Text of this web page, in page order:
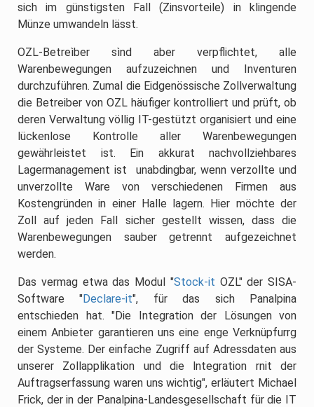
sich im günstigsten Fall (Zinsvorteile) in klingende
Münze umwandeln lässt.
OZL-Betreìber sìnd aber verpflichtet, alle
Warenbewegungen aufzuzeichnen und Inventuren
durchzuführen. Zumal die Eidgenössische Zollverwaltung
die Betreiber von OZL häufiger kontrolliert und prüft, ob
deren Verwaltung völlig IT-gestützt organisiert und eine
lückenlose Kontrolle aller Warenbewegungen
gewährleistet ist. Ein akkurat nachvollziehbares
Lagermanagement ist unabdingbar, wenn verzollte und
unverzollte Ware von verschiedenen Firmen aus
Kostengründen in einer Halle lagern. Hier möchte der
Zoll auf jeden Fall sicher gestellt wissen, dass die
Warenbewegungen sauber getrennt aufgezeichnet
werden.
Das vermag etwa das Modul "Stock-it OZL" der SISA-
Software "Declare-it", für das sich Panalpina
entschieden hat. "Die Integration der Lösungen von
einem Anbieter garantieren uns eine enge Verknüpfurrg
der Systeme. Der einfache Zugriff auf Adressdaten aus
unserer Zollapplikation und die lntegration rnit der
Auftragserfassung waren uns wichtig", erläutert Michael
Frick, der in der Panalpina-Landesgesellschaft für die IT